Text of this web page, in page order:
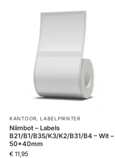
KANTOOR,LABELPRINTER
Niimbot – Labels
B21/B1/B3S/K3/K2/B31/B4 – Wit –
50*40mm
€ 11,95